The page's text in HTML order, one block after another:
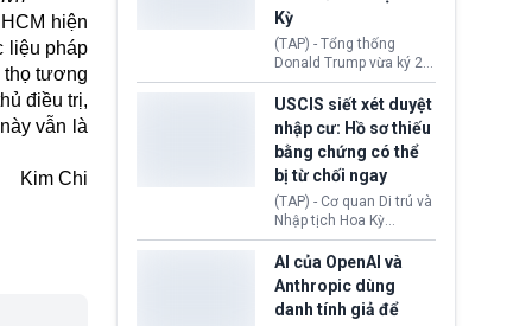
hiện
liệu pháp
thọ tương
điều trị,
vẫn là
Kim Chi
toà xác định, những nền
tảng mạng xã hội
(Facebook, Instagram)
thuộc công ty gây ra
cuộc khủng hoảng sức
khỏe tâm thần ở thanh
thiếu niên.
Kỳ
(TAP) - Tổng thống
Donald Trump vừa ký 2
sắc lệnh hành pháp mới
nhằm siết chặt chính
sách quyền công dân
theo nơi sinh. Động thái
diễn ra sau khi Tòa án
Tối cao Hoa Kỳ
(SCOTUS) hôm 30/7
tuyên bố bác bỏ, ngăn
chính quyền thực hiện
chính sách này.
USCIS siết xét duyệt
nhập cư: Hồ sơ thiếu
bằng chứng có thể
bị từ chối ngay
(TAP) - Cơ quan Di trú và
Nhập tịch Hoa Kỳ
(USCIS) vừa thay đổi quy
trình xét duyệt hồ sơ
nhập cư, trao quyền cho
viên chức từ chối ngay
những đơn không chứng
AI của OpenAI và
Anthropic dùng
danh tính giả để